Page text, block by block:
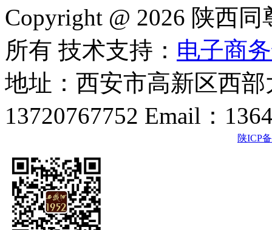
Copyright @ 2026 陕西
所有 技术支持： 电子商
地址：西安市高新区西
13720767752 Email：
陕ICP